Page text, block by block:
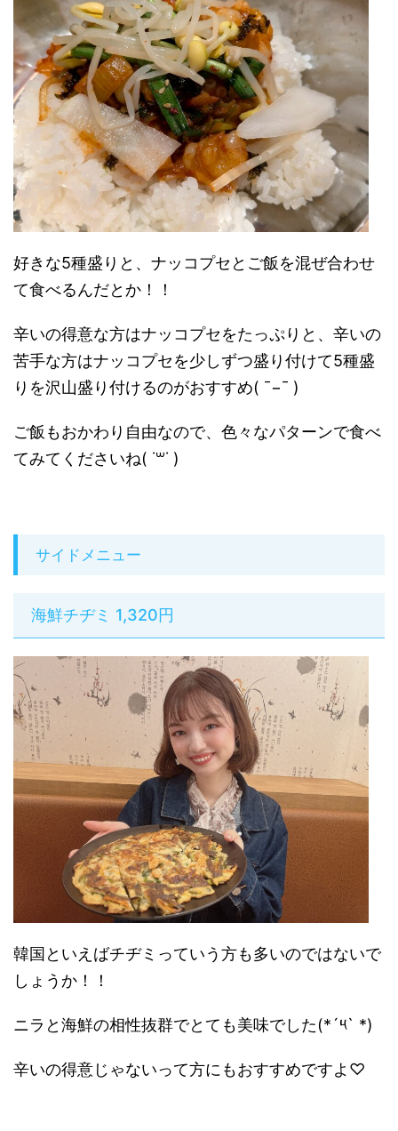
好きな5種盛りと、ナッコプセとご飯を混ぜ合わせ
て食べるんだとか！！
辛いの得意な方はナッコプセをたっぷりと、辛いの
苦手な方はナッコプセを少しずつ盛り付けて5種盛
りを沢山盛り付けるのがおすすめ( ¯−¯ )
ご飯もおかわり自由なので、色々なパターンで食べ
てみてくださいね( ˙꒳​˙ )
サイドメニュー
海鮮チヂミ 1,320円
韓国といえばチヂミっていう方も多いのではないで
しょうか！！
ニラと海鮮の相性抜群でとても美味でした(*´༥` *)
辛いの得意じゃないって方にもおすすめですよ♡